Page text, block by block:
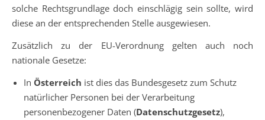
solche Rechtsgrundlage doch einschlägig sein sollte, wird
diese an der entsprechenden Stelle ausgewiesen.
Zusätzlich zu der EU-Verordnung gelten auch noch
nationale Gesetze:
In Österreich ist dies das Bundesgesetz zum Schutz
natürlicher Personen bei der Verarbeitung
personenbezogener Daten (Datenschutzgesetz),